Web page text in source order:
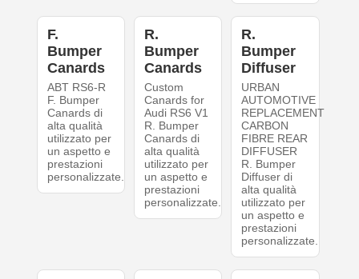
F.
Bumper
Canards
ABT RS6-R
F. Bumper
Canards di
alta qualità
utilizzato per
un aspetto e
prestazioni
personalizzate.
R.
Bumper
Canards
Custom
Canards for
Audi RS6 V1
R. Bumper
Canards di
alta qualità
utilizzato per
un aspetto e
prestazioni
personalizzate.
R.
Bumper
Diffuser
URBAN
AUTOMOTIVE
REPLACEMENT
CARBON
FIBRE REAR
DIFFUSER
R. Bumper
Diffuser di
alta qualità
utilizzato per
un aspetto e
prestazioni
personalizzate.